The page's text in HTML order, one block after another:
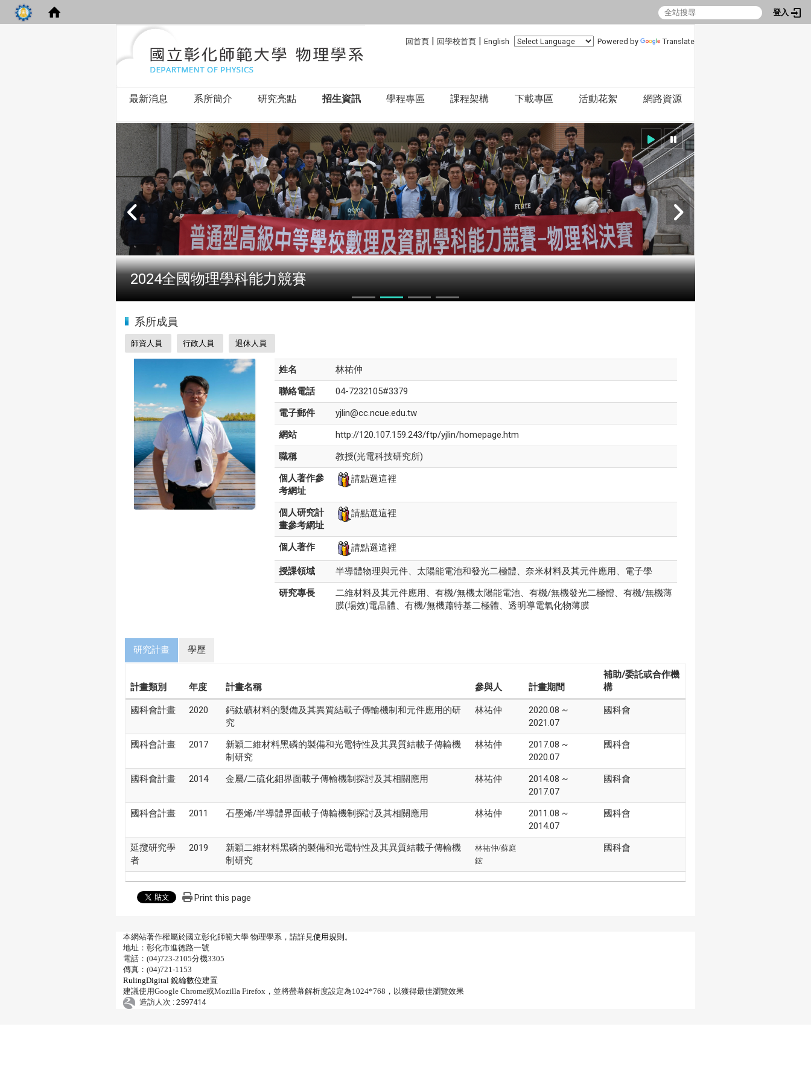
登入
回首頁 | 回學校首頁 | English Powered by Translate
最新消息 系所簡介 研究亮點 招生資訊 學程專區 課程架構 下載專區 活動花絮 網路資源
2024全國物理學科能力競賽
系所成員
師資人員 行政人員 退休人員
姓名
林祐仲
聯絡電話
04-7232105#3379
電子郵件
yjlin@cc.ncue.edu.tw
網站
http://120.107.159.243/ftp/yjlin/homepage.htm
職稱
教授(光電科技研究所)
個人著作參
考網址
請點選這裡
個人研究計
畫參考網址
請點選這裡
個人著作 請點選這裡
授課領域
半導體物理與元件、太陽能電池和發光二極體、奈米材料及其元件應用、電子學
研究專長
二維材料及其元件應用、有機/無機太陽能電池、有機/無機發光二極體、有機/無機薄
膜(場效)電晶體、有機/無機蕭特基二極體、透明導電氧化物薄膜
研究計畫 學歷
計畫類別 年度 計畫名稱 參與人 計畫期間
補助/委託或合作機
構
國科會計畫 2020
鈣鈦礦材料的製備及其異質結載子傳輸機制和元件應用的研
究
林祐仲
2020.08 ~
2021.07
國科會
國科會計畫 2017
新穎二維材料黑磷的製備和光電特性及其異質結載子傳輸機
制研究
林祐仲
2017.08 ~
2020.07
國科會
國科會計畫 2014 金屬/二硫化鉬界面載子傳輸機制探討及其相關應用 林祐仲
2014.08 ~
2017.07
國科會
國科會計畫 2011 石墨烯/半導體界面載子傳輸機制探討及其相關應用 林祐仲
2011.08 ~
2014.07
國科會
延攬研究學
者
2019
新穎二維材料黑磷的製備和光電特性及其異質結載子傳輸機
制研究
林祐仲/蘇庭
鋐
國科會
Print this page
本網站著作權屬於國立彰化師範大學 物理學系，請詳見使用規則 。
地址：彰化市進德路一號
電話：(04)723-2105分機3305
傳真：(04)721-1153
RulingDigital 銳綸數位建置
建議使用Google Chrome或Mozilla Firefox，並將螢幕解析度設定為1024*768，以獲得最佳瀏覽效果
造訪人次 : 2597414